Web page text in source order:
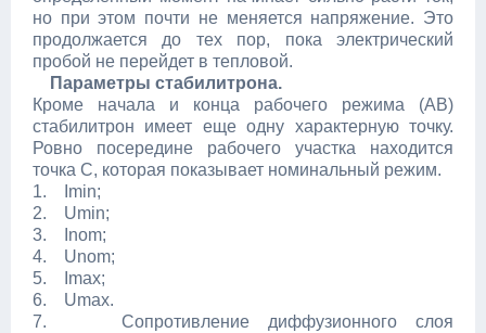
но при этом почти не меняется напряжение. Это
продолжается до тех пор, пока электрический
пробой не перейдет в тепловой.
Параметры стабилитрона.
Кроме начала и конца рабочего режима (АВ)
стабилитрон имеет еще одну характерную точку.
Ровно посередине рабочего участка находится
точка С, которая показывает номинальный режим.
1. Imin;
2. Umin;
3. Inom;
4. Unom;
5. Imax;
6. Umax.
7. Сопротивление диффузионного слоя